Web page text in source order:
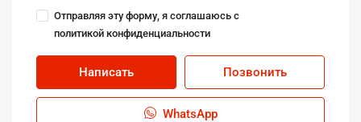
Отправляя эту форму, я соглашаюсь с
политикой конфиденциальности
Написать Позвонить
WhatsApp